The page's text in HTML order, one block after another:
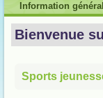
Information
Bienvenue
Sports